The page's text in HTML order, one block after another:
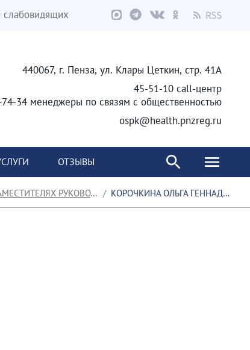
слабовидящих
440067, г. Пенза, ул. Клары Цеткин, стр. 41А
45-51-10 call-центр
34 менеджеры по связям с общественностью
ospk@health.pnzreg.ru
ОТЗЫВЫ
РУКОВОДИТЕЛЯ КОРОЧКИНА ОЛЬГА ГЕННАДЬЕВНА